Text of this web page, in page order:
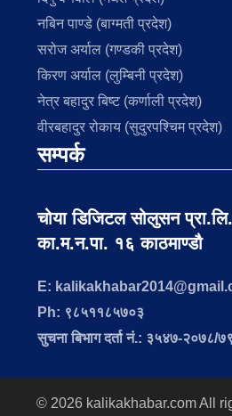
नबिन पाण्डे (बाग्मती प्रदेश)
सरोज अर्याल (गण्डकी प्रदेश)
किरण अर्याल (लुम्बिनी प्रदेश)
नेत्र बहादुर बिष्ट (कर्णाली प्रदेश)
वीरबहादुर रोकाय (सुदुरपश्चिम प्रदेश)
सम्पर्क
चोया डिजिटल सोलुसन प्रा.लि.
का.म.न.पा. १६ काठमाण्डौ
E:
Ph: ९८५११८५७०३
सुचना बिभाग दर्ता नं.: ३५४७-२०७८/७९
© 2026 kalikakhabar.com All